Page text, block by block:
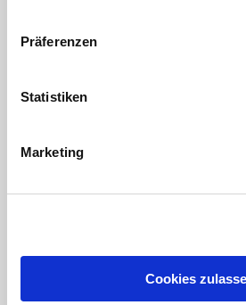
Präferenzen
Statistiken
Marketing
Cookies
Nie war es einfacher als